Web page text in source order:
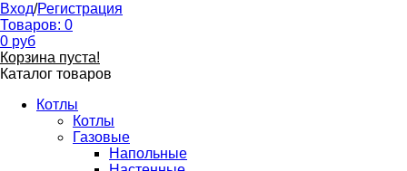
Вход/Регистрация
Товаров: 0
0 руб
Корзина пуста!
Каталог товаров
Котлы
Котлы
Газовые
Напольные